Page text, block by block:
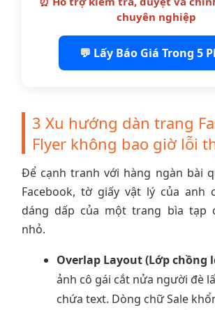
chuyên nghiệp
💬 Lấy Báo Giá Trong 5
3 Xu hướng dàn trang
Flyer không bao giờ lỗi
Để cạnh tranh với hàng ngàn bài
Facebook, tờ giấy vật lý của anh
dáng dấp của một trang bìa tạp
nhỏ.
Overlap Layout (Lớp chồng
ảnh cô gái cắt nửa người đè
chứa text. Dòng chữ Sale